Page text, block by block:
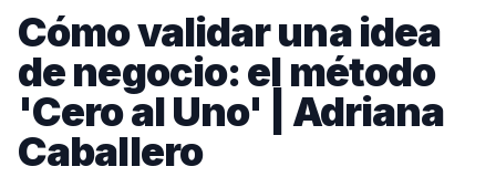
Cómo validar una idea
de negocio: el método
'Cero al Uno' | Adriana
Caballero